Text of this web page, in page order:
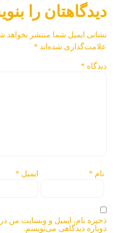
دیدگاهتان را
نشانی ایمیل شما منتشر نخواهد
علامت‌گذاری شده‌اند *
دیدگاه *
نام * ایمیل *
ذخیره نام، ایمیل و وبسایت من
دوباره دیدگاهی می‌نویسم.